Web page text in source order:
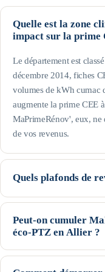
Quelle est la zone
impact sur la prime
Le département est
décembre 2014, fiches
volumes de kWh cumac
augmente la prime CEE
MaPrimeRénov', eux, ne
de vos revenus.
Quels plafonds de
Le département est hors
profil Bleu (très
référence, le Jaune
au-delà, profil Rose. Les
Peut-on cumuler
éco-PTZ en Allier ?
Oui, ces trois dispositifs